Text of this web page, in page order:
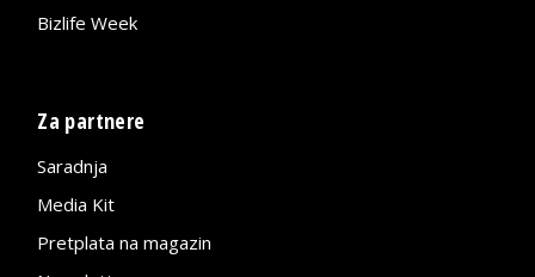
Bizlife Week
Za partnere
Saradnja
Media Kit
Pretplata na magazin